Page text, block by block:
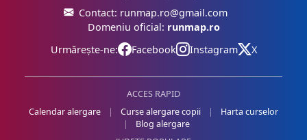
Contact: runmap.ro@gmail.com
Domeniu oficial: runmap.ro
Urmărește-ne:
Facebook Instagram X
ACCES RAPID
Calendar alergare
| Curse alergare copii |
Harta curselor
|
Blog alergare